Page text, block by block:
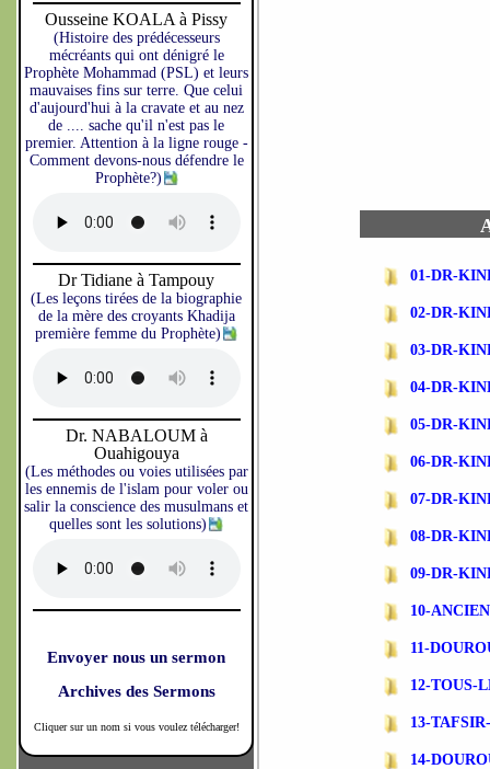
Ousseine KOALA à Pissy
(Histoire des prédécesseurs
mécréants qui ont dénigré le
Prophète Mohammad (PSL) et leurs
mauvaises fins sur terre. Que celui
d'aujourd'hui à la cravate et au nez
de .... sache qu'il n'est pas le
premier. Attention à la ligne rouge -
Comment devons-nous défendre le
Prophète?)
Dr Tidiane à Tampouy
(Les leçons tirées de la biographie
de la mère des croyants Khadija
première femme du Prophète)
Dr. NABALOUM à
Ouahigouya
(Les méthodes ou voies utilisées par
les ennemis de l'islam pour voler ou
salir la conscience des musulmans et
quelles sont les solutions)
Envoyer nous un sermon
Archives des Sermons
Cliquer sur un nom si vous voulez télécharger!
01-DR-
02-DR-
03-DR-
04-DR-
05-DR-
06-DR-
07-DR-
08-DR-
09-DR-
10-
11-
12-TOUS-
13-
14-